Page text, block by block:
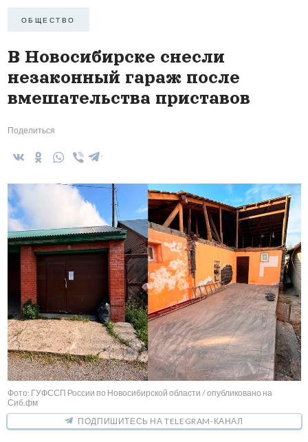
ОБЩЕСТВО
В Новосибирске снесли
незаконный гараж после
вмешательства приставов
Поделиться
Фото: ГУФССП России по Новосибирской области / опубликовано на
Сиб.фм
ПОДПИШИТЕСЬ НА TELEGRAM-КАНАЛ